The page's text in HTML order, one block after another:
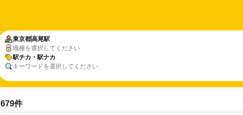
東京都高尾駅
職種を選択してください
駅チカ・駅ナカ
キーワードを選択してください
679件